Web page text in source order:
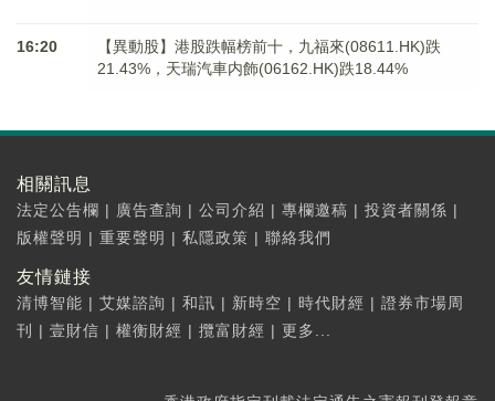
16:20
【異動股】港股跌幅榜前十，九福來(08611.HK)跌
21.43%，天瑞汽車内飾(06162.HK)跌18.44%
相關訊息
法定公告欄 | 廣告查詢 | 公司介紹 | 專欄邀稿 | 投資者關係 |
版權聲明 | 重要聲明 | 私隱政策 | 聯絡我們
友情鏈接
清博智能 | 艾媒諮詢 | 和訊 | 新時空 | 時代財經 | 證券市場周
刊
| 壹財信 | 權衡財經 | 攬富財經 | 更多...